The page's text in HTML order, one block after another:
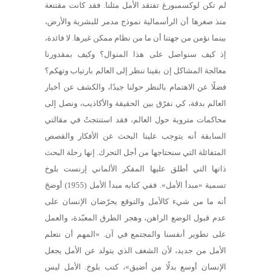
لم تكن لوكسمبورغ تفتقد الأمل مثلنا. فقد كانت مقتنعة
منذ صغرها أن الرأسمالية نموذج مدمر للبشرية والأرض،
بينما نؤمن من جهتنا أن ما من نظام ممكن غيرها. لا فائدة،
إذ كيف سنواصل على هذا المنوال؟ وكيف بمقدورنا
معالجة المشاكل إن بقينا ننظر إلى العالم بارتياب وتهكم؟
فضلًا عن الاهتمام بالنظر حولنا جيدًا، والكشف عن أخبار
العالم بدقة، كي نفرّق بين الحقيقة والأكاذيب، ونصل إلى
محاكمات متروية حول العالم، فقد استنتجتُ في مقالتي
السابقة أنه يتوجب علينا البحث عن الأفكار والقصص
المتفائلة التي سنحتاجها من أجل التحرك. إنها رحلة البحث
ذاتها التي أطلق عليها المفكر الألماني إرنست بلوخ
تسمية «مبدأ الأمل». ففي كتابه مبدأ الأمل (1955) أوضحَ
أنه ما من شيء كالأمل والتوقع يحرّضان الإنسان على
عدم قبول الوضع الراهن، وهجر الطرق المعبّدة، والعمل
على تطوير أنفسنا والمجتمع في آن. «المهم أن نتعلم
الأمل من جديد، لأن الشغف الذي يتولد عن الأمل يجعل
الإنسان أوسع بدلًا من أضيق»، كتب بلوخ. الأمل ليس